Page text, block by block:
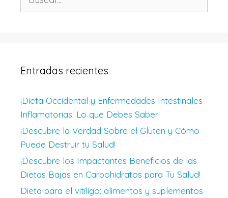
Entradas recientes
¡Dieta Occidental y Enfermedades Intestinales
Inflamatorias: Lo que Debes Saber!
¡Descubre la Verdad Sobre el Gluten y Cómo
Puede Destruir tu Salud!
¡Descubre los Impactantes Beneficios de las
Dietas Bajas en Carbohidratos para Tu Salud!
Dieta para el vitíligo: alimentos y suplementos